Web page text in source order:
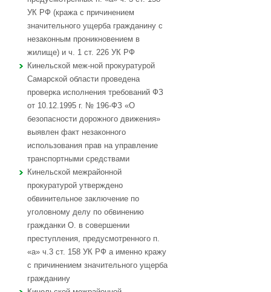
УК РФ (кража с причинением
значительного ущерба гражданину с
незаконным проникновением в
жилище) и ч. 1 ст. 226 УК РФ
Кинельской меж-ной прокуратурой
Самарской области проведена
проверка исполнения требований ФЗ
от 10.12.1995 г. № 196-ФЗ «О
безопасности дорожного движения»
выявлен факт незаконного
использования прав на управление
транспортными средствами
Кинельской межрайонной
прокуратурой утверждено
обвинительное заключение по
уголовному делу по обвинению
гражданки О. в совершении
преступления, предусмотренного п.
«а» ч.3 ст. 158 УК РФ а именно кражу
с причинением значительного ущерба
гражданину